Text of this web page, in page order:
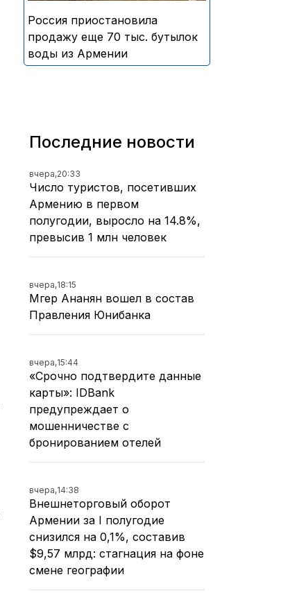
Россия приостановила
продажу еще 70 тыс. бутылок
воды из Армении
Последние новости
вчера,20:33
Число туристов, посетивших
Армению в первом
полугодии, выросло на 14.8%,
превысив 1 млн человек
вчера,18:15
Мгер Ананян вошел в состав
Правления Юнибанка
вчера,15:44
«Срочно подтвердите данные
карты»: IDBank
предупреждает о
мошенничестве с
бронированием отелей
вчера,14:38
Внешнеторговый оборот
Армении за I полугодие
снизился на 0,1%, составив
$9,57 млрд: стагнация на фоне
смене географии